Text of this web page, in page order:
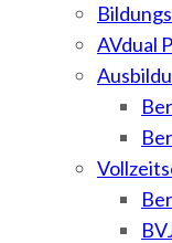
AVdual